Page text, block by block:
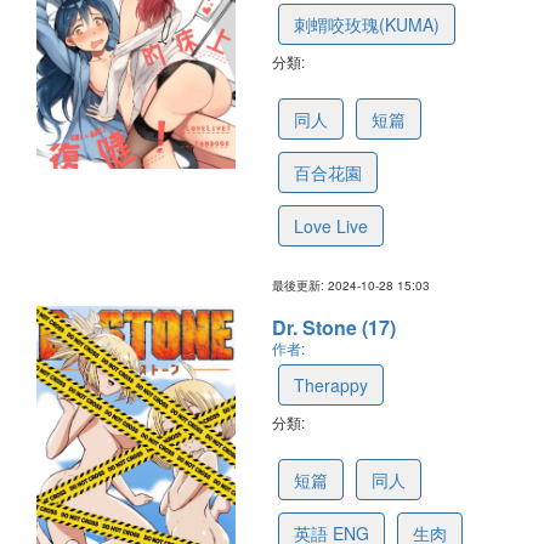
刺蝟咬玫瑰(KUMA)
分類:
同人 短篇
百合花園
Love Live
最後更新: 2024-10-28 15:03
Dr. Stone (17)
作者:
Therappy
分類:
短篇 同人
英語 ENG 生肉